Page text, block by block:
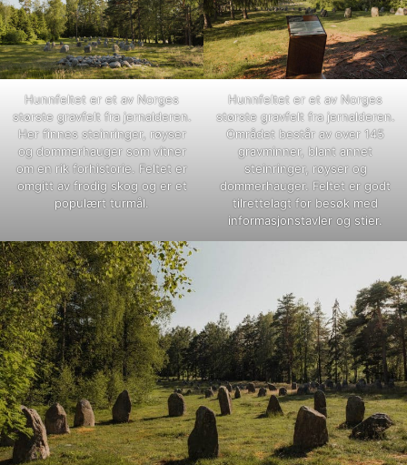
Hunnfeltet er et av Norges
største gravfelt fra jernalderen.
Her finnes steinringer, røyser
og dommerhauger som vitner
om en rik forhistorie. Feltet er
omgitt av frodig skog og er et
populært turmål.
Hunnfeltet er et av Norges
største gravfelt fra jernalderen.
Området består av over 145
gravminner, blant annet
steinringer, røyser og
dommerhauger. Feltet er godt
tilrettelagt for besøk med
informasjonstavler og stier.